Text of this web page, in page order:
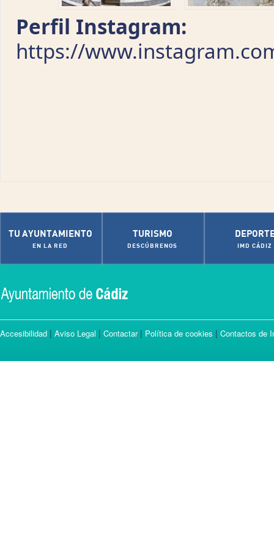
Perfil Instagram:
https://
TU AYUNTAMIENTO
EN LA RED
TURISMO
DESCÚBRENOS IMD CÁDIZ
Accesibilidad | Aviso Legal | Contactar| Política de cookies | Contactos de